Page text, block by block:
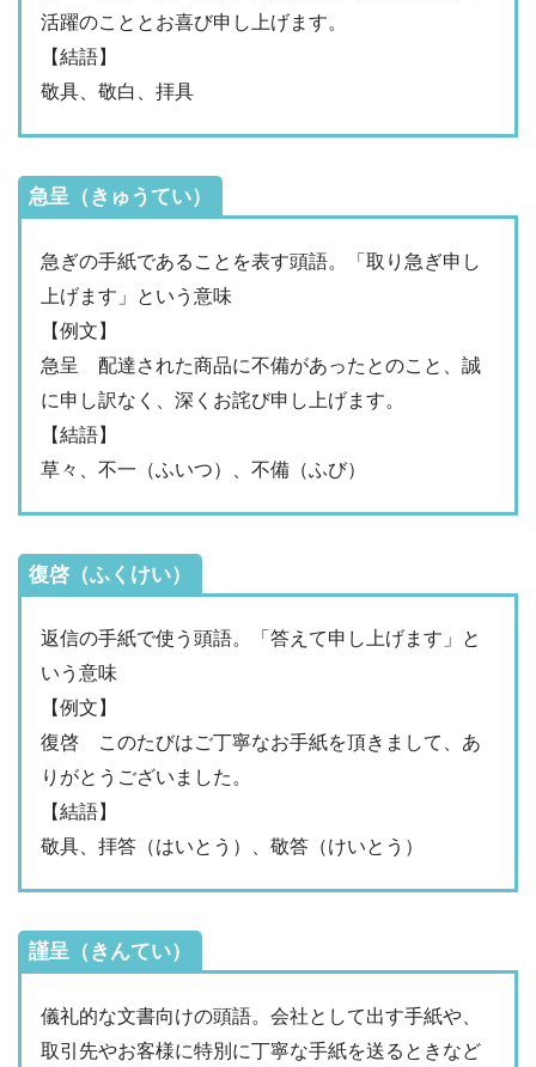
活躍のこととお喜び申し上げます。
【結語】
敬具、敬白、拝具
急呈（きゅうてい）
急ぎの手紙であることを表す頭語。「取り急ぎ申し
上げます」という意味
【例文】
急呈 配達された商品に不備があったとのこと、誠
に申し訳なく、深くお詫び申し上げます。
【結語】
草々、不一（ふいつ）、不備（ふび）
復啓（ふくけい）
返信の手紙で使う頭語。「答えて申し上げます」と
いう意味
【例文】
復啓 このたびはご丁寧なお手紙を頂きまして、あ
りがとうございました。
【結語】
敬具、拝答（はいとう）、敬答（けいとう）
謹呈（きんてい）
儀礼的な文書向けの頭語。会社として出す手紙や、
取引先やお客様に特別に丁寧な手紙を送るときなど